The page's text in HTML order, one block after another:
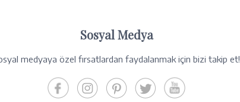
Sosyal Medya
medyaya özel fırsatlardan faydalanmak için bizi takip et!